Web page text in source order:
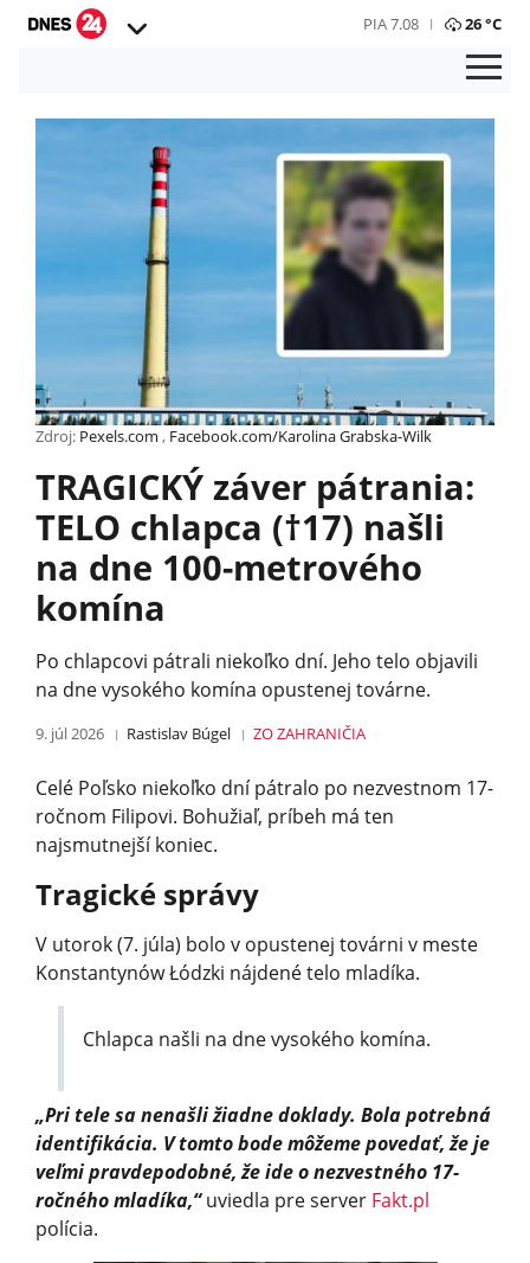
PIA 7.08 26 °C
Zdroj: Pexels.com , Facebook.com/Karolina Grabska-Wilk
TRAGICKÝ záver pátrania:
TELO chlapca (†17) našli
na dne 100-metrového
komína
Po chlapcovi pátrali niekoľko dní. Jeho telo objavili
na dne vysokého komína opustenej továrne.
9. júl 2026 Rastislav Búgel ZO ZAHRANIČIA
Celé Poľsko niekoľko dní pátralo po nezvestnom 17-
ročnom Filipovi. Bohužiaľ, príbeh má ten
najsmutnejší koniec.
Tragické správy
V utorok (7. júla) bolo v opustenej továrni v meste
Konstantynów Łódzki nájdené telo mladíka.
Chlapca našli na dne vysokého komína.
„Pri tele sa nenašli žiadne doklady. Bola potrebná
identifikácia. V tomto bode môžeme povedať, že je
veľmi pravdepodobné, že ide o nezvestného 17-
ročného mladíka,“uviedla pre server Fakt.pl
polícia.